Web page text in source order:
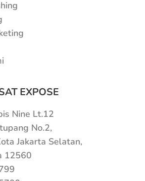
EXPOSE
Nine Lt.12
No.2,
Jakarta Selatan,
12560